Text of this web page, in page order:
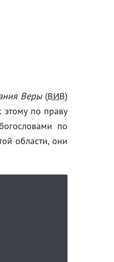
Веры(ВИВ)
по праву
по
области, они